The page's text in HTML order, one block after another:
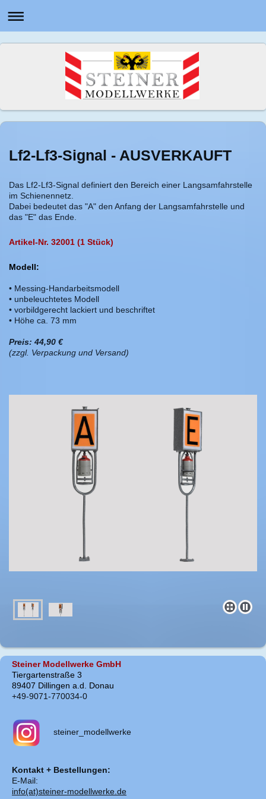
Lf2-Lf3-Signal - AUSVERKAUFT
Das Lf2-Lf3-Signal definiert den Bereich einer Langsamfahrstelle
im Schienennetz.
Dabei bedeutet das "A" den Anfang der Langsamfahrstelle und
das "E" das Ende.
Artikel-Nr. 32001 (1 Stück)
Modell:
• Messing-Handarbeitsmodell
• unbeleuchtetes Modell
• vorbildgerecht lackiert und beschriftet
• Höhe ca. 73 mm
Preis: 44,90 €
(zzgl. Verpackung und Versand)
Steiner Modellwerke GmbH
Tiergartenstraße 3
89407 Dillingen a.d. Donau
+49-9071-770034-0
steiner_modellwerke
Kontakt + Bestellungen:
E-Mail:
info(at)steiner-modellwerke.de